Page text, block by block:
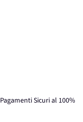
Pagamenti Sicuri al 100%